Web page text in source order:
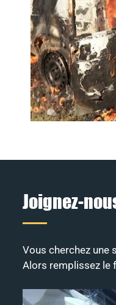
Joignez-
Vous cherchez une
Alors remplissez le